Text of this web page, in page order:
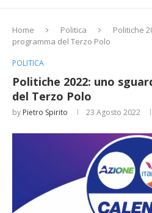
Home Politica
Politiche
programma del Terzo Polo
POLITICA
Politiche 2022: uno
del Terzo Polo
by Pietro Spirito 23 Agosto 2022